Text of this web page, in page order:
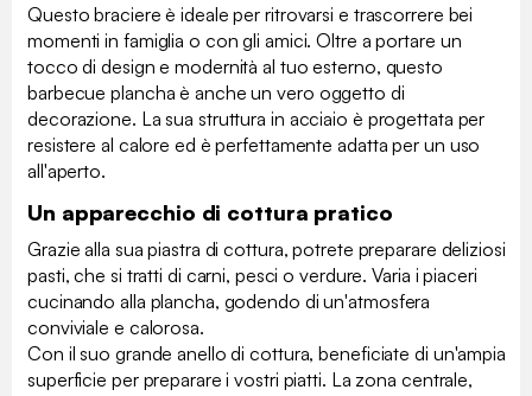
Questo braciere è ideale per ritrovarsi e trascorrere bei
momenti in famiglia o con gli amici. Oltre a portare un
tocco di design e modernità al tuo esterno, questo
barbecue plancha è anche un vero oggetto di
decorazione. La sua struttura in acciaio è progettata per
resistere al calore ed è perfettamente adatta per un uso
all'aperto.
Un apparecchio di cottura pratico
Grazie alla sua piastra di cottura, potrete preparare deliziosi
pasti, che si tratti di carni, pesci o verdure. Varia i piaceri
cucinando alla plancha, godendo di un'atmosfera
conviviale e calorosa.
Con il suo grande anello di cottura, beneficiate di un'ampia
superficie per preparare i vostri piatti. La zona centrale,